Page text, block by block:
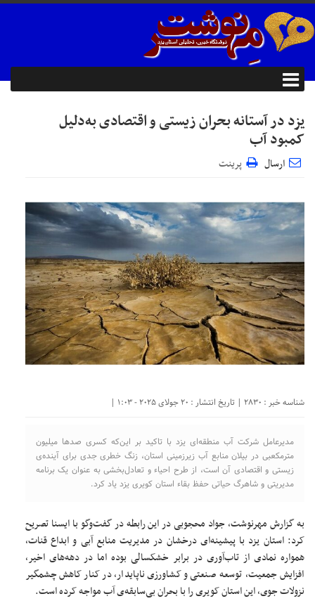
یزد در آستانه بحران زیستی و اقتصادی به‌دلیل
کمبود آب
ارسال پرینت
شناسه خبر : 2830 | تاریخ انتشار : 20 جولای 2025 - 1:03 |
مدیرعامل شرکت آب منطقه‌ای یزد با تاکید بر این‌که کسری صدها میلیون
مترمکعبی در بیلان منابع آب زیرزمینی استان، زنگ خطری جدی برای آینده‌ی
زیستی و اقتصادی آن است، از طرح احیاء و تعادل‌بخشی به عنوان یک برنامه
مدیریتی و شاهرگ حیاتی حفظ بقاء استان کویری یزد یاد کرد.
به گزارش مهرنوشت، جواد محجوبی در این رابطه در گفت‌وگو با ایسنا تصریح
کرد: استان یزد با پیشینه‌ای درخشان در مدیریت منابع آبی و ابداع قنات،
همواره نمادی از تاب‌آوری در برابر خشکسالی بوده اما در دهه‌های اخیر،
افزایش جمعیت، توسعه صنعتی و کشاورزی ناپایدار، در کنار کاهش چشمگیر
نزولات جوی، این استان کویری را با بحران بی‌سابقه‌ی آب مواجه کرده است.